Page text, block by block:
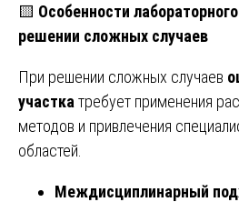
🟨 Особенности
решении сложных случаев
При решении сложных случаев
участка требует применения
методов и привлечения
областей.
Междисциплинарный